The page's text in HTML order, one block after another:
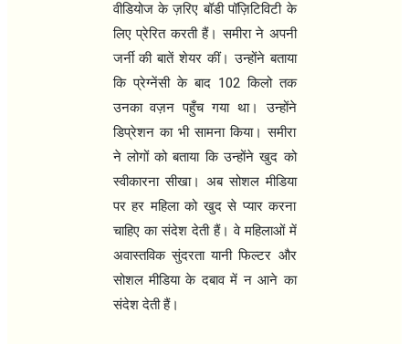
वीडियोज के ज़रिए बॉडी पॉज़िटिविटी के
लिए प्रेरित करती हैं। समीरा ने अपनी
जर्नी की बातें शेयर कीं। उन्होंने बताया
कि प्रेग्नेंसी के बाद 102किलो तक
उनका वज़न पहुँच गया था। उन्होंने
डिप्रेशन का भी सामना किया। समीरा
ने लोगों को बताया कि उन्होंने खुद को
स्वीकारना सीखा। अब सोशल मीडिया
पर हर महिला को खुद से प्यार करना
चाहिए का संदेश देती हैं। वे महिलाओं में
अवास्तविक सुंदरता यानी फिल्टर और
सोशल मीडिया के दबाव में न आने का
संदेश देती हैं।